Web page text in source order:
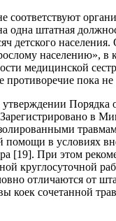
штатная
детского
населению»,
медицинской
пока
в
в условиях
[19]. При этом
круглосуточной
отличаются от
сочетанной